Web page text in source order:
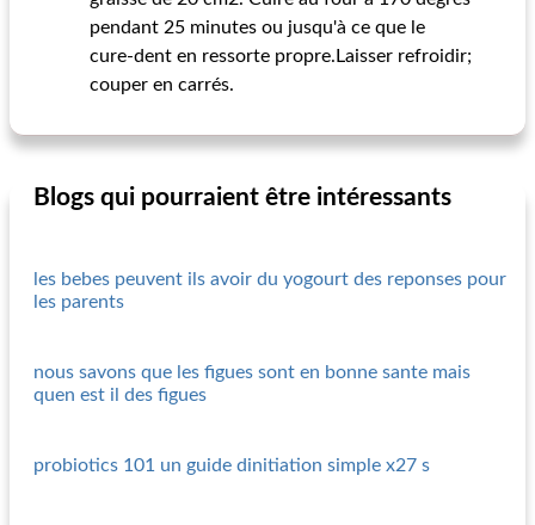
pendant 25 minutes ou jusqu'à ce que le
cure-dent en ressorte propre.Laisser refroidir;
couper en carrés.
Blogs qui pourraient être intéressants
les bebes peuvent ils avoir du yogourt des reponses pour
les parents
nous savons que les figues sont en bonne sante mais
quen est il des figues
probiotics 101 un guide dinitiation simple x27 s